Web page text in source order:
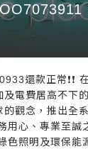
還款正常❗️❗️
電費居高不下
觀念，推出全
用心、專業至誠
色照明及環保能